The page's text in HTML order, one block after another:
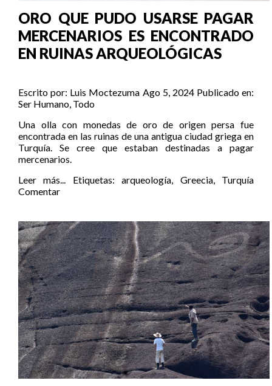
ORO QUE PUDO USARSE PAGAR
MERCENARIOS ES ENCONTRADO
EN RUINAS ARQUEOLÓGICAS
Escrito por: Luis Moctezuma Ago 5, 2024 Publicado en:
Ser Humano, Todo
Una olla con monedas de oro de origen persa fue
encontrada en las ruinas de una antigua ciudad griega en
Turquía. Se cree que estaban destinadas a pagar
mercenarios.
Leer más...
Etiquetas:arqueología, Greecia, Turquía
Comentar